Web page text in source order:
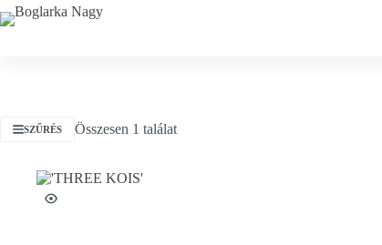
Skip
to
SZŰRÉS Összesen 1 találat